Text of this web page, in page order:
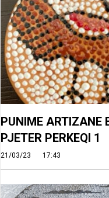
PUNIME ARTIZANE
PJETER PERKEQI 1
21/03/23 17:43